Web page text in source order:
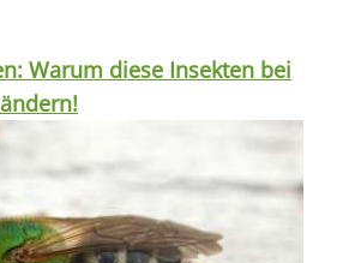
Warum diese Insekten bei